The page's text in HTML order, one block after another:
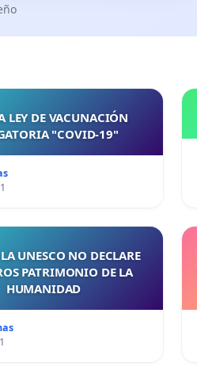
LEY DE VACUNACIÓN
"COVID-19"
UNESCO NO DECLARE
PATRIMONIO DE LA
HUMANIDAD